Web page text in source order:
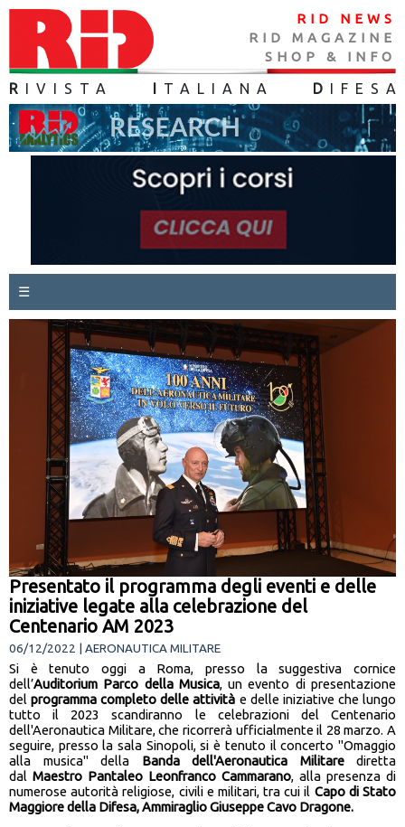
RID NEWS
RID MAGAZINE
SHOP & INFO
R IVISTA TALIANA D IFES A
☰
Presentato il programma degli eventi e delle
iniziative legate alla celebrazione del
Centenario AM 2023
06/12/2022 | AERONAUTICA MILITARE
Si è tenuto oggi a Roma, presso la suggestiva cornice
dell’Auditorium Parco della Musica, un evento di presentazione
delprogramma completo delle attività e delle iniziative che lungo
tutto il 2023 scandiranno le celebrazioni del Centenario
dell'Aeronautica Militare, che ricorrerà ufficialmente il 28 marzo. A
seguire, presso la sala Sinopoli, si è tenuto il concerto "Omaggio
alla musica" della Banda dell'Aeronautica Militare diretta
dal Maestro Pantaleo Leonfranco Cammarano, alla presenza di
numerose autorità religiose, civili e militari, tra cui il Capo di Stato
Maggiore della Difesa, Ammiraglio Giuseppe Cavo Dragone.